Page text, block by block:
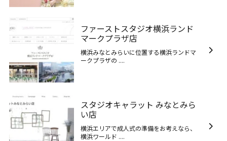
ファーストスタジオ横浜ランド
マークプラザ店
横浜みなとみらいに位置する横浜ランドマ
ークプラザの ....
スタジオキャラット みなとみら
い店
横浜エリアで成人式の準備をお考えなら、
横浜ワールド ....